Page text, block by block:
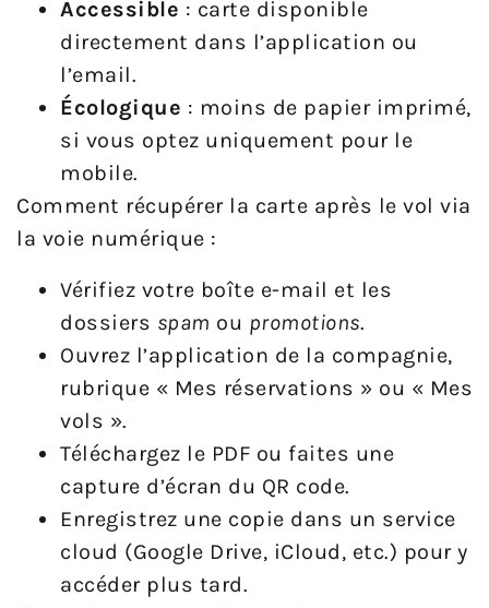
Accessible : carte disponible
directement dans l’application ou
l’email.
Écologique : moins de papier imprimé,
si vous optez uniquement pour le
mobile.
Comment récupérer la carte après le vol via
la voie numérique :
Vérifiez votre boîte e-mail et les
dossiers spam ou promotions.
Ouvrez l’application de la compagnie,
rubrique « Mes réservations » ou « Mes
vols ».
Téléchargez le PDF ou faites une
capture d’écran du QR code.
Enregistrez une copie dans un service
cloud (Google Drive, iCloud, etc.) pour y
accéder plus tard.